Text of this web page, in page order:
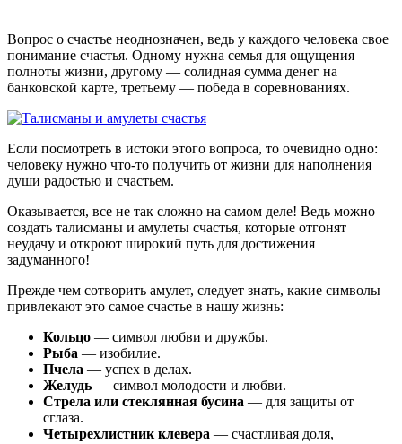
Вопрос о счастье неоднозначен, ведь у каждого человека свое
понимание счастья. Одному нужна семья для ощущения
полноты жизни, другому — солидная сумма денег на
банковской карте, третьему — победа в соревнованиях.
Если посмотреть в истоки этого вопроса, то очевидно одно:
человеку нужно что-то получить от жизни для наполнения
души радостью и счастьем.
Оказывается, все не так сложно на самом деле! Ведь можно
создать талисманы и амулеты счастья, которые отгонят
неудачу и откроют широкий путь для достижения
задуманного!
Прежде чем сотворить амулет, следует знать, какие символы
привлекают это самое счастье в нашу жизнь:
Кольцо — символ любви и дружбы.
Рыба — изобилие.
Пчела — успех в делах.
Желудь — символ молодости и любви.
Стрела или стеклянная бусина — для защиты от
сглаза.
Четырехлистник клевера — счастливая доля,